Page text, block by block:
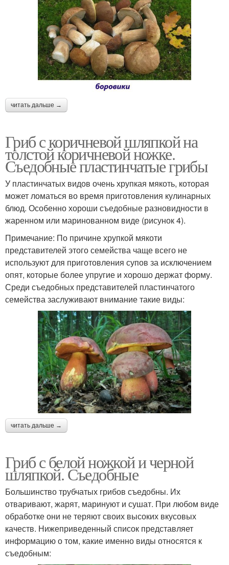
читать дальше →
Гриб с коричневой шляпкой на
толстой коричневой ножке.
Съедобные пластинчатые грибы
У пластинчатых видов очень хрупкая мякоть, которая
может ломаться во время приготовления кулинарных
блюд. Особенно хороши съедобные разновидности в
жаренном или маринованном виде (рисунок 4).
Примечание: По причине хрупкой мякоти
представителей этого семейства чаще всего не
используют для приготовления супов за исключением
опят, которые более упругие и хорошо держат форму.
Среди съедобных представителей пластинчатого
семейства заслуживают внимание такие виды:
читать дальше →
Гриб с белой ножкой и черной
шляпкой. Съедобные
Большинство трубчатых грибов съедобны. Их
отваривают, жарят, маринуют и сушат. При любом виде
обработке они не теряют своих высоких вкусовых
качеств. Нижеприведенный список представляет
информацию о том, какие именно виды относятся к
съедобным: